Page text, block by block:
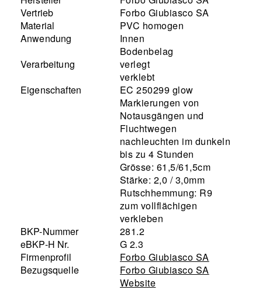
Vertrieb
Forbo Giubiasco SA
Material
PVC homogen
Anwendung
Innen
Bodenbelag
Verarbeitung
verlegt
verklebt
Eigenschaften
EC 250299 glow
Markierungen von
Notausgängen und
Fluchtwegen
nachleuchten im dunkeln
bis zu 4 Stunden
Grösse: 61,5/61,5cm
Stärke: 2,0 / 3,0mm
Rutschhemmung: R9
zum vollflächigen
verkleben
BKP-Nummer
281.2
eBKP-H Nr.
G 2.3
Firmenprofil
Forbo Giubiasco SA
Bezugsquelle
Forbo Giubiasco SA
Website